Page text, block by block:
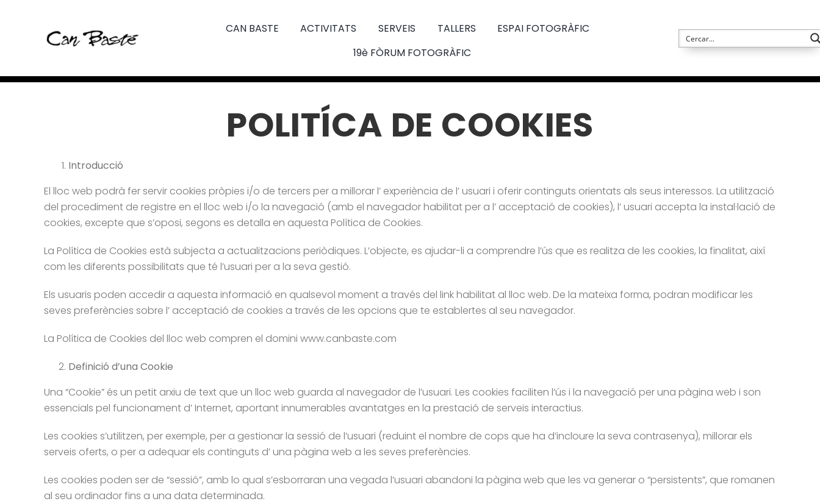
CAN BASTE ACTIVITATS SERVEIS TALLERS
ESPAI FOTOGRÀFIC
19è FÒRUM FOTOGRÀFIC
POLITÍCA DE COOKIES
Introducció
El lloc web podrà fer servir cookies pròpies i/o de tercers per a millorar l’ experiència de l’ usuari i oferir continguts orientats als seus interessos. La utilització
del procediment de registre en el lloc web i/o la navegació (amb el navegador habilitat per a l’ acceptació de cookies), l’ usuari accepta la instal·lació de
cookies, excepte que s’oposi, segons es detalla en aquesta Política de Cookies.
La Política de Cookies està subjecta a actualitzacions periòdiques. L’objecte, es ajudar-li a comprendre l’ús que es realitza de les cookies, la finalitat, així
com les diferents possibilitats que té l’usuari per a la seva gestió.
Els usuaris poden accedir a aquesta informació en qualsevol moment a través del link habilitat al lloc web. De la mateixa forma, podran modificar les
seves preferències sobre l’ acceptació de cookies a través de les opcions que te establertes al seu navegador.
La Política de Cookies del lloc web compren el domini www.canbaste.com
Definició d’una Cookie
Una “Cookie” és un petit arxiu de text que un lloc web guarda al navegador de l’usuari. Les cookies faciliten l’ús i la navegació per una pàgina web i son
essencials pel funcionament d’ Internet, aportant innumerables avantatges en la prestació de serveis interactius.
Les cookies s’utilitzen, per exemple, per a gestionar la sessió de l’usuari (reduint el nombre de cops que ha d’incloure la seva contrasenya), millorar els
serveis oferts, o per a adequar els continguts d’ una pàgina web a les seves preferències.
Les cookies poden ser de “sessió”, amb lo qual s’esborraran una vegada l’usuari abandoni la pàgina web que les va generar o “persistents”, que romanen
al seu ordinador fins a una data determinada.